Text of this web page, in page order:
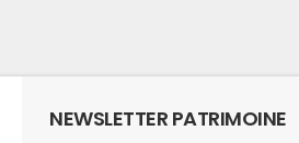
NEWSLETTER PATRIMOINE